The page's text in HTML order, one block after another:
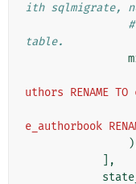
ith sqlmigrate,
table.
uthors RENAME
e_authorbook
],